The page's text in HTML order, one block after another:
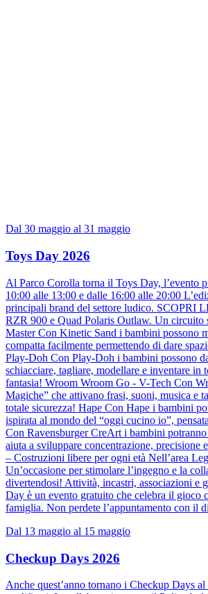
Dal 30 maggio al 31 maggio
Toys Day 2026
Al Parco Corolla torna il Toys Day, l’evento
10:00 alle 13:00 e dalle 16:00 alle 20:00
principali brand del settore ludico. SCOPRI
RZR 900 e Quad Polaris Outlaw. Un circuito
Master Con Kinetic Sand i bambini possono
compatta facilmente permettendo di dare
Play-Doh Con Play-Doh i bambini possono
schiacciare, tagliare, modellare e inventare
fantasia! Wroom Wroom Go - V-Tech Con
Magiche” che attivano frasi, suoni, musica e
totale sicurezza! Hape Con Hape i bambini
ispirata al mondo del “oggi cucino io”,
Con Ravensburger CreArt i bambini
aiuta a sviluppare concentrazione,
– Costruzioni libere per ogni età Nell’area
Un’occasione per stimolare l’ingegno e la
divertendosi! Attività, incastri, associazioni e
Day è un evento gratuito che celebra il gioco
famiglia. Non perdete l’appuntamento con il
Dal 13 maggio al 15 maggio
Checkup Days 2026
Anche quest’anno tornano i Checkup Days